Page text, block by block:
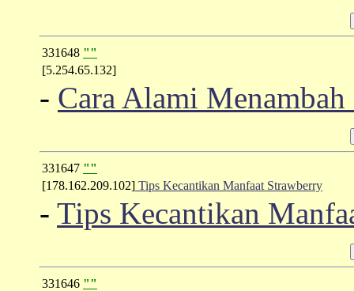
331648 ""
[5.254.65.132]
- Cara Alami
331647 ""
[178.162.209.102] Tips Kecantikan Manfaat Strawberry
- Tips Kecantikan
331646 ""